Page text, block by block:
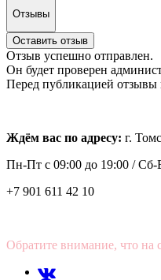
Отзывы
Оставить отзыв
Отзыв успешно отправлен.
Он будет проверен
Перед публикацией отзывы
Ждём вас по адресу: г.
Пн-Пт с 09:00 до 19:00 /Сб-
+7 901 611 42 10
Обратите внимание, что на